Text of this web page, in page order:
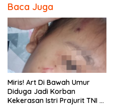
Baca Juga
Miris! Art Di Bawah Umur
Diduga Jadi Korban
Kekerasan Istri Prajurit TNI di